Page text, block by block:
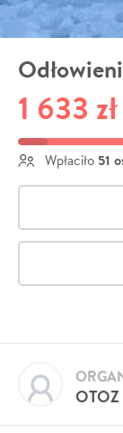
1 633 zł
Wpłaciło 51